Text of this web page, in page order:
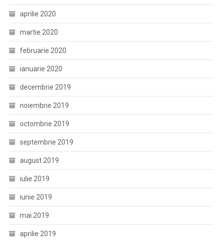
aprilie 2020
martie 2020
februarie 2020
ianuarie 2020
decembrie 2019
noiembrie 2019
octombrie 2019
septembrie 2019
august 2019
iulie 2019
iunie 2019
mai 2019
aprilie 2019